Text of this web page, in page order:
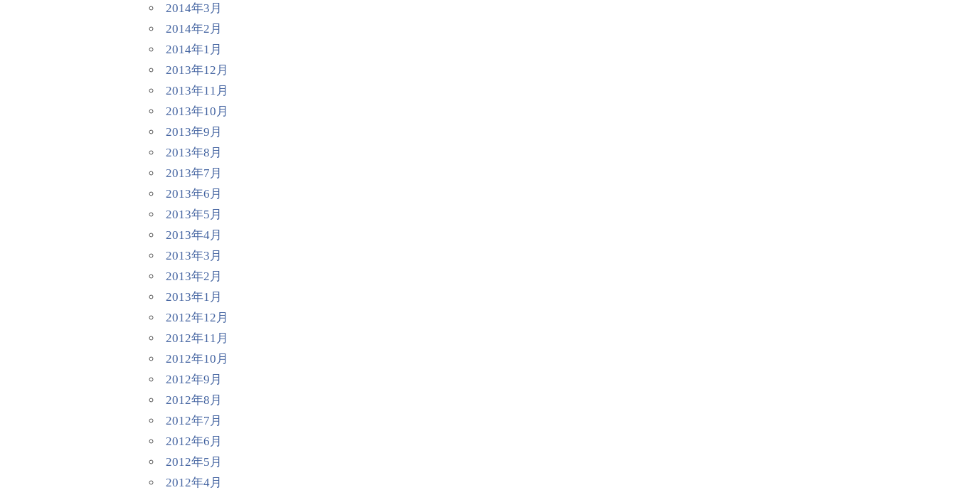
2014年3月
2014年2月
2014年1月
2013年12月
2013年11月
2013年10月
2013年9月
2013年8月
2013年7月
2013年6月
2013年5月
2013年4月
2013年3月
2013年2月
2013年1月
2012年12月
2012年11月
2012年10月
2012年9月
2012年8月
2012年7月
2012年6月
2012年5月
2012年4月